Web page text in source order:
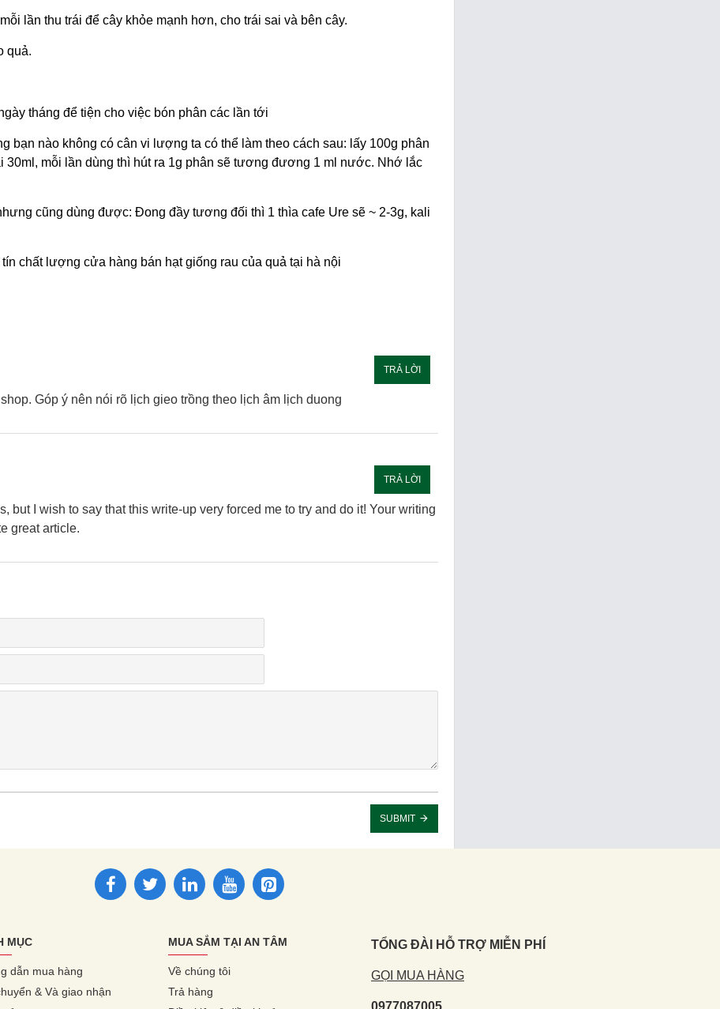
lần thu trái để cây khỏe mạnh hơn, cho trái sai và bên cây.
quả.
tháng để tiện cho việc bón phân các lần tới
bạn nào không có cân vi lượng ta có thể làm theo cách sau: lấy 100g phân
30ml, mỗi lần dùng thì hút ra 1g phân sẽ tương đương 1 ml nước. Nhớ lắc
cũng dùng được: Đong đầy tương đối thì 1 thìa cafe Ure sẽ ~ 2-3g, kali
tín chất lượng cửa hàng bán hạt giống rau của quả tại hà nội
TRẢ LỜI
Góp ý nên nói rõ lịch gieo trồng theo lịch âm lịch duong
TRẢ LỜI
but I wish to say that this write-up very forced me to try and do it! Your writing
great article.
SUBMIT
MỤC
dẫn mua hàng
& Và giao nhận
MUA SẮM TẠI AN TÂM
Về chúng tôi
Trả hàng
TỔNG ĐÀI HỖ TRỢ MIỄN PHÍ
GỌI MUA HÀNG
0977087005